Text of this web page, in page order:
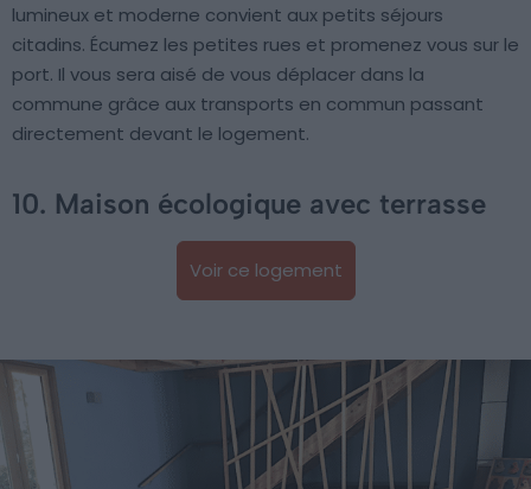
lumineux et moderne convient aux petits séjours
citadins. Écumez les petites rues et promenez vous sur le
port. Il vous sera aisé de vous déplacer dans la
commune grâce aux transports en commun passant
directement devant le logement.
10. Maison écologique avec terrasse
Voir ce logement